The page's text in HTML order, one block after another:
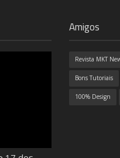
Amigos
Revista MKT
Bons Tutoriais
100% Design